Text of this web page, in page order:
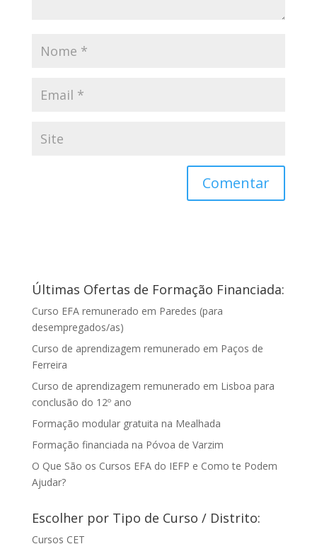
Últimas Ofertas de Formação Financiada:
Curso EFA remunerado em Paredes (para
desempregados/as)
Curso de aprendizagem remunerado em Paços de
Ferreira
Curso de aprendizagem remunerado em Lisboa para
conclusão do 12º ano
Formação modular gratuita na Mealhada
Formação financiada na Póvoa de Varzim
O Que São os Cursos EFA do IEFP e Como te Podem
Ajudar?
Escolher por Tipo de Curso / Distrito:
Cursos CET